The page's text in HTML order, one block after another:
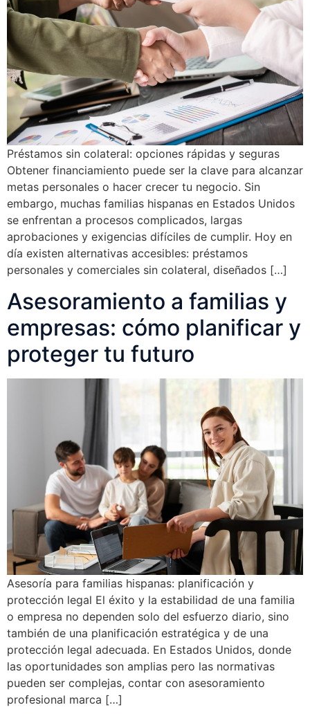
Préstamos sin colateral: opciones rápidas y seguras
Obtener financiamiento puede ser la clave para alcanzar
metas personales o hacer crecer tu negocio. Sin
embargo, muchas familias hispanas en Estados Unidos
se enfrentan a procesos complicados, largas
aprobaciones y exigencias difíciles de cumplir. Hoy en
día existen alternativas accesibles: préstamos
personales y comerciales sin colateral, diseñados […]
Asesoramiento a familias y
empresas: cómo planificar y
proteger tu futuro
Asesoría para familias hispanas: planificación y
protección legal El éxito y la estabilidad de una familia
o empresa no dependen solo del esfuerzo diario, sino
también de una planificación estratégica y de una
protección legal adecuada. En Estados Unidos, donde
las oportunidades son amplias pero las normativas
pueden ser complejas, contar con asesoramiento
profesional marca […]